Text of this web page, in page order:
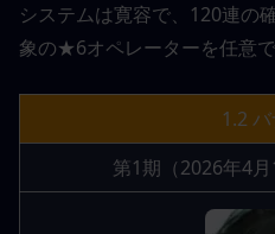
システムは寛容で、120連の
象の★6オペレーターを任意で
1.2
第1期（2026年4月